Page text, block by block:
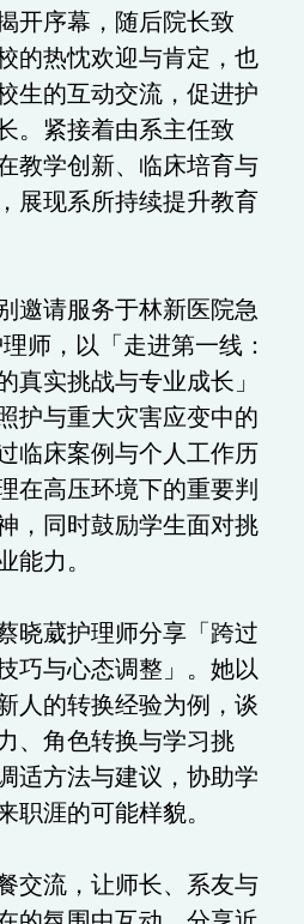
开序幕，随后院长致
的热忱欢迎与肯定，也
生的互动交流，促进护
。紧接着由系主任致
教学创新、临床培育与
展现系所持续提升教育
邀请服务于林新医院急
师，以「走进第一线：
真实挑战与专业成长」
护与重大灾害应变中的
临床案例与个人工作历
在高压环境下的重要判
，同时鼓励学生面对挑
能力。
晓葳护理师分享「跨过
巧与心态调整」。她以
人的转换经验为例，谈
、角色转换与学习挑
适方法与建议，协助学
职涯的可能样貌。
交流，让师长、系友与